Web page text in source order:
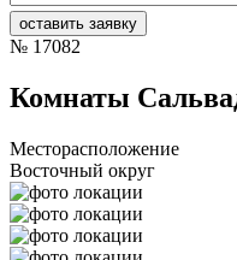
№ 17082
Комнаты
Месторасположение
Восточный округ